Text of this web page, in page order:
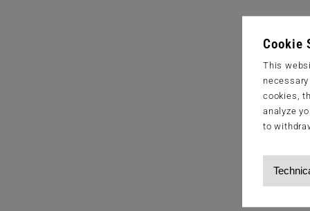
Cookie
This
cookies,
analyze
to